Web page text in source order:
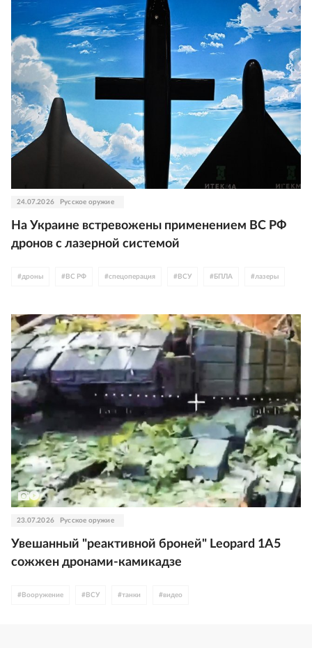
24.07.2026 Русское оружие
На Украине встревожены применением ВС РФ
дронов с лазерной системой
# дроны # ВС РФ #спецоперация # ВСУ # БПЛА # лазеры
23.07.2026 Русское оружие
Увешанный "реактивной броней" Leopard 1A5
сожжен дронами-камикадзе
# Вооружение # ВСУ #танки #видео